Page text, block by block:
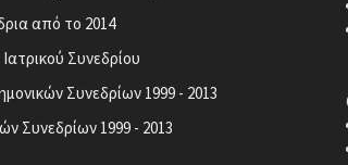
από το 2014
Συνεδρίου
Συνεδρίων 1999 - 2013
Συνεδρίων 1999 - 2013